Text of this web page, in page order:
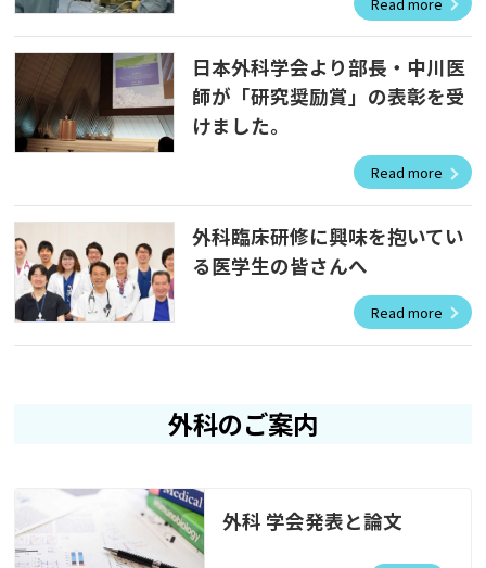
日本外科学会より部長・中川医
師が「研究奨励賞」の表彰を受
けました。
Read more
外科臨床研修に興味を抱いてい
る医学生の皆さんへ
Read more
外科のご案内
外科 学会発表と論文